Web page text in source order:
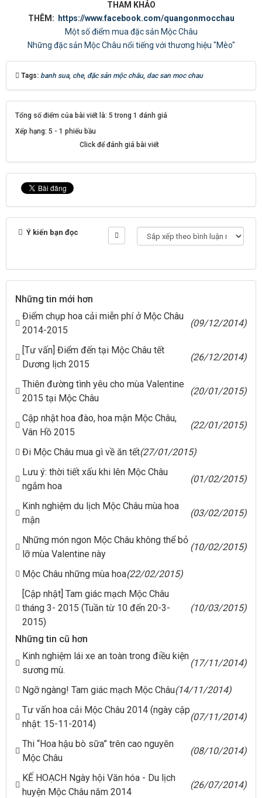
THAM KHẢO
THÊM:
https://www.facebook.com/quangonmocchau
Một số điểm mua đặc sản Mộc Châu
Những đặc sản Mộc Châu nổi tiếng với thương hiệu "Mèo"
Tags: banh sua, che, đặc sản mộc châu, dac san moc chau
Tổng số điểm của bài viết là: 5 trong 1 đánh giá
Xếp hạng: 5 - 1 phiếu bầu
Click để đánh giá bài viết
Ý kiến bạn đọc
Những tin mới hơn
Điểm chụp hoa cải miễn phí ở Mộc Châu
2014-2015
(09/12/2014)
[Tư vấn] Điểm đến tại Mộc Châu tết
Dương lịch 2015
(26/12/2014)
Thiên đường tình yêu cho mùa Valentine
2015 tại Mộc Châu
(20/01/2015)
Cập nhật hoa đào, hoa mận Mộc Châu,
Vân Hồ 2015
(22/01/2015)
Đi Mộc Châu mua gì về ăn tết(27/01/2015)
Lưu ý: thời tiết xấu khi lên Mộc Châu
ngắm hoa
(01/02/2015)
Kinh nghiệm du lịch Mộc Châu mùa hoa
mận
(03/02/2015)
Những món ngon Mộc Châu không thể bỏ
lỡ mùa Valentine này
(10/02/2015)
Mộc Châu những mùa hoa(22/02/2015)
[Cập nhật] Tam giác mạch Mộc Châu
tháng 3- 2015 (Tuần từ 10 đến 20-3-
2015)
(10/03/2015)
Những tin cũ hơn
Kinh nghiệm lái xe an toàn trong điều kiện
sương mù.
(17/11/2014)
Ngỡ ngàng! Tam giác mạch Mộc Châu(14/11/2014)
Tư vấn hoa cải Mộc Châu 2014 (ngày cập
nhật: 15-11-2014)
(07/11/2014)
Thi “Hoa hậu bò sữa” trên cao nguyên
Mộc Châu
(08/10/2014)
KẾ HOẠCH Ngày hội Văn hóa - Du lịch
huyện Mộc Châu năm 2014
(26/07/2014)